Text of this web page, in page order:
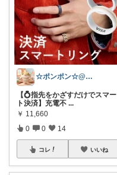
☆ポンポン☆@ガジェット＆暮らし
【💍指先をかざすだけでスマー
ト決済】充電不 ...
￥ 11,660
0 0 14
コレ いいね